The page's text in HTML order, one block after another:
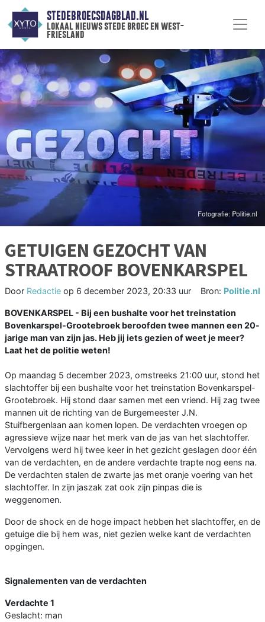
STEDEBROECSDAGBLAD.NL
lokaal nieuws stede broec en west-
friesland
GETUIGEN GEZOCHT VAN
STRAATROOF BOVENKARSPEL
Door Redactie op 6 december 2023, 20:33 uur Bron: Politie.nl
BOVENKARSPEL - Bij een bushalte voor het treinstation
Bovenkarspel-Grootebroek beroofden twee mannen een 20-
jarige man van zijn jas. Heb jij iets gezien of weet je meer?
Laat het de politie weten!
Op maandag 5 december 2023, omstreeks 21:00 uur, stond het
slachtoffer bij een bushalte voor het treinstation Bovenkarspel-
Grootebroek. Hij stond daar samen met een vriend. Hij zag twee
mannen uit de richting van de Burgemeester J.N.
Stuifbergenlaan aan komen lopen. De verdachten vroegen op
agressieve wijze naar het merk van de jas van het slachtoffer.
Vervolgens werd hij twee keer in het gezicht geslagen door één
van de verdachten, en de andere verdachte trapte nog eens na.
De verdachten stalen de zwarte jas met oranje voering van het
slachtoffer. In zijn jaszak zat ook zijn pinpas die is
weggenomen.
Door de shock en de hoge impact hebben het slachtoffer, en de
getuige die bij hem was, niet gezien welke kant de verdachten
opgingen.
Signalementen van de verdachten
Verdachte 1
Geslacht: man